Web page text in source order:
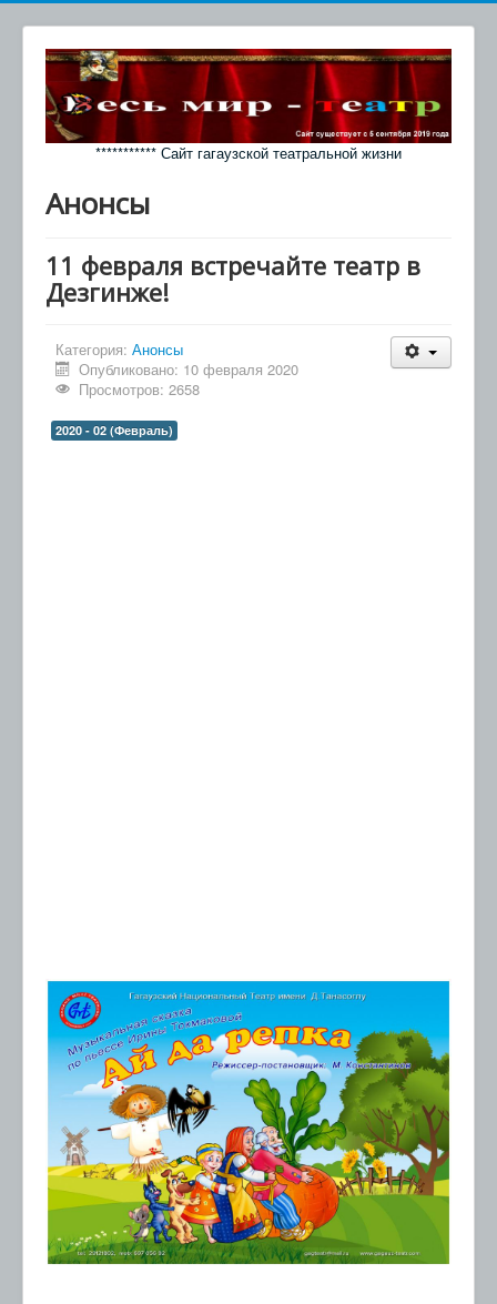
*********** Сайт гагаузской театральной жизни
Анонсы
11 февраля встречайте театр в
Дезгинже!
Категория: Анонсы
Опубликовано: 10 февраля 2020
Просмотров: 2658
2020 - 02 (Февраль)